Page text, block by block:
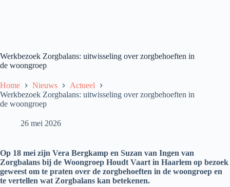
Werkbezoek Zorgbalans: uitwisseling over zorgbehoeften in
de woongroep
Home Nieuws
Actueel
Werkbezoek Zorgbalans: uitwisseling over zorgbehoeften in
de woongroep
26 mei 2026
Op 18 mei zijn Vera Bergkamp en Suzan van Ingen van
Zorgbalans bij de Woongroep Houdt Vaart in Haarlem op bezoek
geweest om te praten over de zorgbehoeften in de woongroep en
te vertellen wat Zorgbalans kan betekenen.